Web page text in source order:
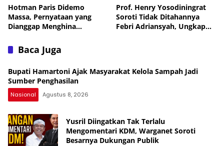
Hotman Paris Didemo
Massa, Pernyataan yang
Dianggap Menghina
ke Polda Metro Jaya
Prof. Henry Yosodiningrat
Soroti Tidak Ditahannya
Febri Adriansyah, Ungkap
Baca Juga
Bupati Hamartoni Ajak Masyarakat Kelola Sampah Jadi
Sumber Penghasilan
Nasional Agustus 8, 2026
Yusril Diingatkan Tak Terlalu
Mengomentari KDM, Warganet Soroti
Besarnya Dukungan Publik